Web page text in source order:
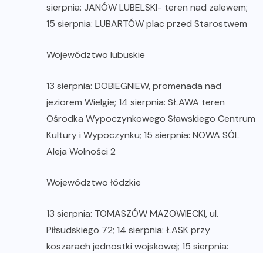
sierpnia: JANÓW LUBELSKI- teren nad zalewem;
15 sierpnia: LUBARTÓW plac przed Starostwem
Województwo lubuskie
13 sierpnia: DOBIEGNIEW, promenada nad
jeziorem Wielgie; 14 sierpnia: SŁAWA teren
Ośrodka Wypoczynkowego Sławskiego Centrum
Kultury i Wypoczynku; 15 sierpnia: NOWA SÓL
Aleja Wolności 2
Województwo łódzkie
13 sierpnia: TOMASZÓW MAZOWIECKI, ul.
Piłsudskiego 72; 14 sierpnia: ŁASK przy
koszarach jednostki wojskowej; 15 sierpnia: